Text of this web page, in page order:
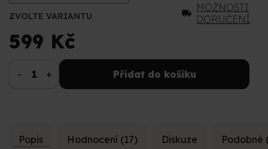
599 Kč
ZVOLTE VARIANTU
MOŽNOSTI
DORUČENÍ
Přidat do košíku
Popis Podobné
Hodnocení (17) Diskuze